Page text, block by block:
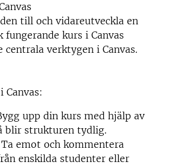
till och vidareutveckla en
fungerande kurs i Canvas
centrala verktygen i Canvas.
Canvas:
upp din kurs med hjälp av
blir strukturen tydlig.
emot och kommentera
enskilda studenter eller